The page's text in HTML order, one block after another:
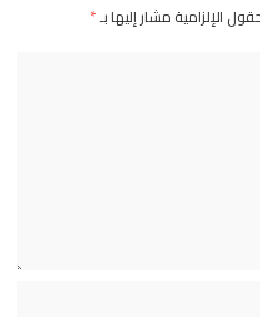
الإلزامية مشار إليها بـ*